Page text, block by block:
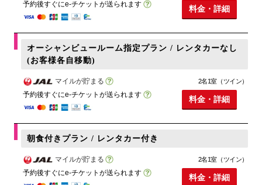
予約後すぐにe-チケットが送られます
料金・詳細
オーシャンビュールーム指定プラン / レンタカーなし
(お客様各自移動)
マイルが貯まる
予約後すぐにe-チケットが送られます
2名1室（ツイン）
料金・詳細
朝食付きプラン / レンタカー付き
マイルが貯まる
予約後すぐにe-チケットが送られます
2名1室（ツイン）
料金・詳細